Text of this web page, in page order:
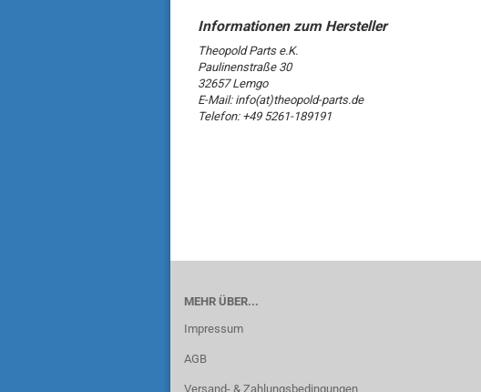
Theopold Parts e.K.
Paulinenstraße 30
32657 Lemgo
E-Mail: info(at)theopold-parts.de
Telefon: +49 5261-189191
MEHR ÜBER...
Impressum
AGB
Versand- & Zahlungsbedingungen